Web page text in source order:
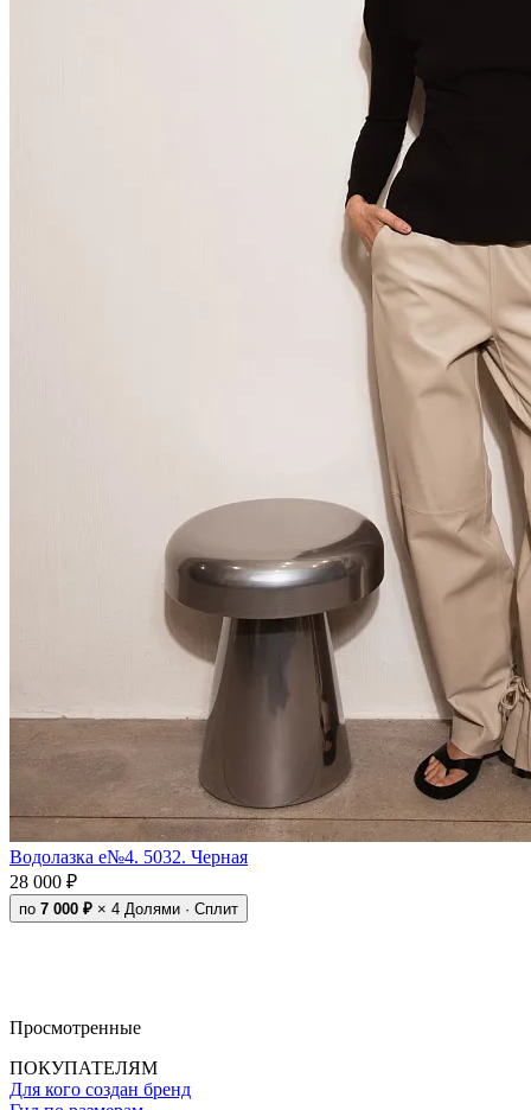
Водолазка e№4. 5032. Черная
28 000 ₽
по 7 000 ₽ × 4 Долями · Сплит
Просмотренные
ПОКУПАТЕЛЯМ
Для кого создан бренд